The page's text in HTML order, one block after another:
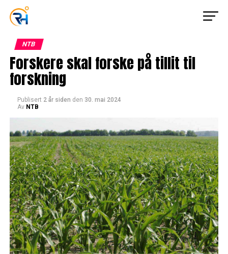
NTB
Forskere skal forske på tillit til
forskning
Publisert 2 år siden den 30. mai 2024
Av NTB